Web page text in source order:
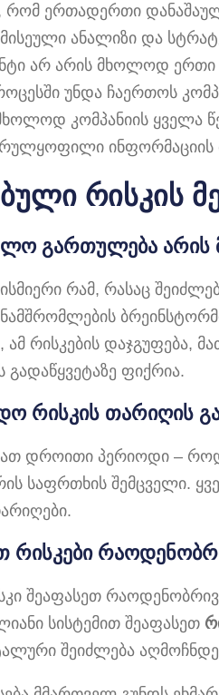
რომ ერთადერთი
ანალიზი და
არ არის მხოლოდ
უნდა ჩაერთოს
კომპანიის ყველა
ინფორმაციის
რისკის
გართულება
რამ, რასაც
ამ რისკების დაჯგუფება,
გადაწყვეტაზე ფიქრია.
რისკის თარიღის
დროითი პერიოდი –
საფრთხის შემცველი.
რისკები
შეაფასეთ
სისტემით შეაფასეთ
შეიძლება